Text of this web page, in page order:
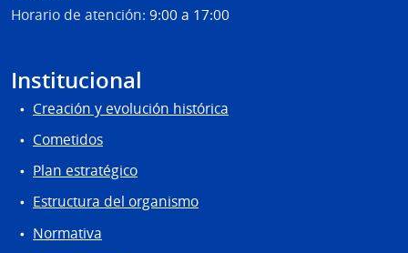
Horario de atención: 9:00 a 17:00
Institucional
Creación y evolución histórica
Cometidos
Plan estratégico
Estructura del organismo
Normativa